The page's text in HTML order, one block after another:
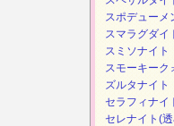
スポデューメ
スマラグダイ
スミソナイト
スモーキーク
ズルタナイト
セラフィナイ
セレナイト(